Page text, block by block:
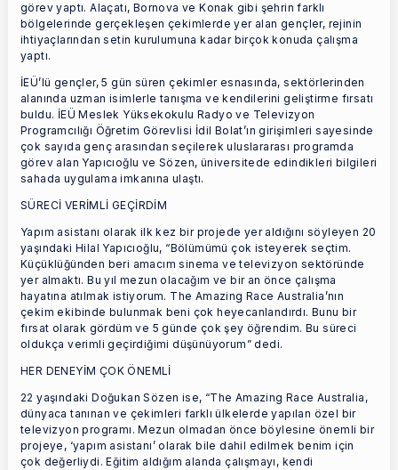
görev yaptı. Alaçatı, Bornova ve Konak gibi şehrin farklı
bölgelerinde gerçekleşen çekimlerde yer alan gençler, rejinin
ihtiyaçlarından setin kurulumuna kadar birçok konuda çalışma
yaptı.
İEÜ’lü gençler, 5 gün süren çekimler esnasında, sektörlerinden
alanında uzman isimlerle tanışma ve kendilerini geliştirme fırsatı
buldu. İEÜ Meslek Yüksekokulu Radyo ve Televizyon
Programcılığı Öğretim Görevlisi İdil Bolat’ın girişimleri sayesinde
çok sayıda genç arasından seçilerek uluslararası programda
görev alan Yapıcıoğlu ve Sözen, üniversitede edindikleri bilgileri
sahada uygulama imkanına ulaştı.
SÜRECİ VERİMLİ GEÇİRDİM
Yapım asistanı olarak ilk kez bir projede yer aldığını söyleyen 20
yaşındaki Hilal Yapıcıoğlu, “Bölümümü çok isteyerek seçtim.
Küçüklüğünden beri amacım sinema ve televizyon sektöründe
yer almaktı. Bu yıl mezun olacağım ve bir an önce çalışma
hayatına atılmak istiyorum. The Amazing Race Australia’nın
çekim ekibinde bulunmak beni çok heyecanlandırdı. Bunu bir
fırsat olarak gördüm ve 5 günde çok şey öğrendim. Bu süreci
oldukça verimli geçirdiğimi düşünüyorum” dedi.
HER DENEYİM ÇOK ÖNEMLİ
22 yaşındaki Doğukan Sözen ise, “The Amazing Race Australia,
dünyaca tanınan ve çekimleri farklı ülkelerde yapılan özel bir
televizyon programı. Mezun olmadan önce böylesine önemli bir
projeye, ‘yapım asistanı’ olarak bile dahil edilmek benim için
çok değerliydi. Eğitim aldığım alanda çalışmayı, kendi